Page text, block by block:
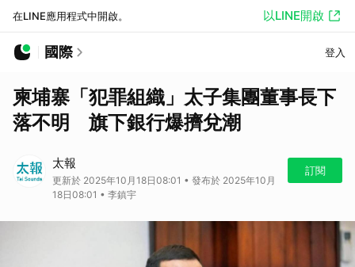
在LINE應用程式中開啟。 以LINE開啟
國際 登入
柬埔寨「犯罪組織」太子集團董事長下
落不明 旗下銀行爆擠兌潮
太報
更新於 2025年10月18日08:01 • 發布於 2025年10月
18日08:01 • 李鎮宇
訂閱